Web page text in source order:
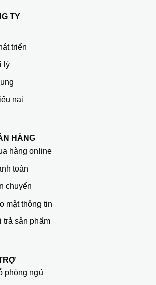
TY
triển
lý
nại
HÀNG
hàng online
toán
chuyển
mật thông tin
trả sản phẩm
phòng ngủ